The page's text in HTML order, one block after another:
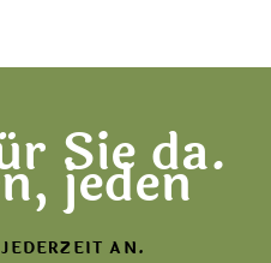
Sie da.
jeden
AN.